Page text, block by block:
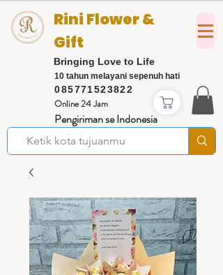
085771523822
Rini Flower &
Gift
Bringing Love to Life
Online 24 Jam
Pengiriman se Indonesia
10 tahun melayani sepenuh hati